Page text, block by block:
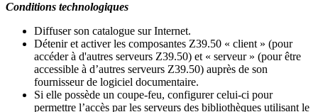
Conditions technologiques
Diffuser son catalogue sur Internet.
Détenir et activer les composantes Z39.50 « client » (pour
accéder à d'autres serveurs Z39.50) et « serveur » (pour être
accessible à d’autres serveurs Z39.50) auprès de son
fournisseur de logiciel documentaire.
Si elle possède un coupe-feu, configurer celui-ci pour
permettre l’accès par les serveurs des bibliothèques utilisant le